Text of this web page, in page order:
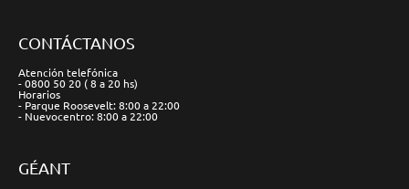
CONTÁCTANOS
Atención telefónica
- 0800 50 20 ( 8 a 20 hs)
Horarios
- Parque Roosevelt: 8:00 a 22:00
- Nuevocentro: 8:00 a 22:00
GÉANT